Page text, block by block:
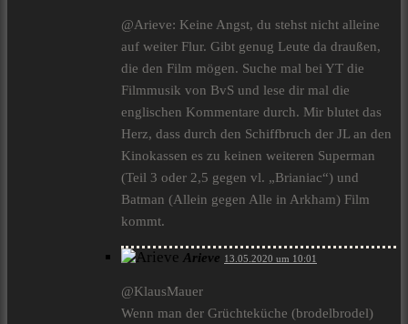
@Arieve: Keine Angst, du stehst nicht alleine
auf weiter Flur. Gibt genug Leute da draußen,
die den Film mögen. Suche mal bei YT die
Filmmusik von BvS und lese dir mal die
englischen Kommentare durch. Mir blutet das
Herz, dass durch den Schiffbruch der JL an den
Kinokassen es zu keinen weiteren Superman
(Teil 3 oder 2,5 gegen vl. „Brianiac“) und
Batman (Allein gegen Alle in Arkham) Film
kommt.
Arieve 13.05.2020 um 10:01
@KlausMauer
Wenn man der Grüchteküche (brodelbrodel)